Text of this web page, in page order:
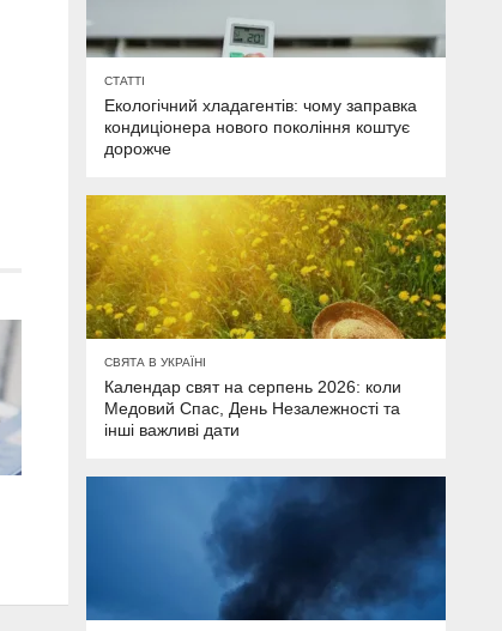
СТАТТІ
Екологічний хладагентів: чому заправка
кондиціонера нового покоління коштує
дорожче
СВЯТА В УКРАЇНІ
Календар свят на серпень 2026: коли
Медовий Спас, День Незалежності та
інші важливі дати